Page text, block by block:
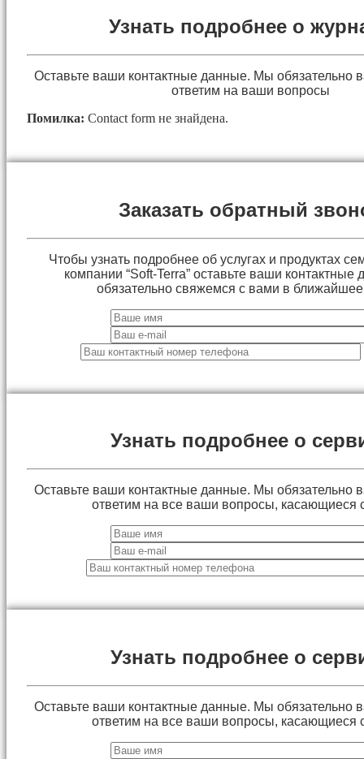
Узнать подробнее о
Оставьте ваши контактные данные. Мы обязательно
ответим на ваши вопросы
Помилка: Contact form не знайдена.
Заказать обратный
Чтобы узнать подробнее об услугах и продуктах
компании “Soft-Terra” оставьте ваши
обязательно свяжемся с вами в
Узнать подробнее о
Оставьте ваши контактные данные. Мы обязательно
ответим на все ваши вопросы, касающиеся
Узнать подробнее о
Оставьте ваши контактные данные. Мы обязательно
ответим на все ваши вопросы, касающиеся